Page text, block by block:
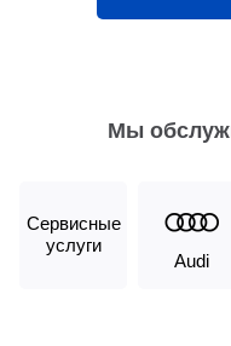
Мы
Сервисные
услуги
Audi